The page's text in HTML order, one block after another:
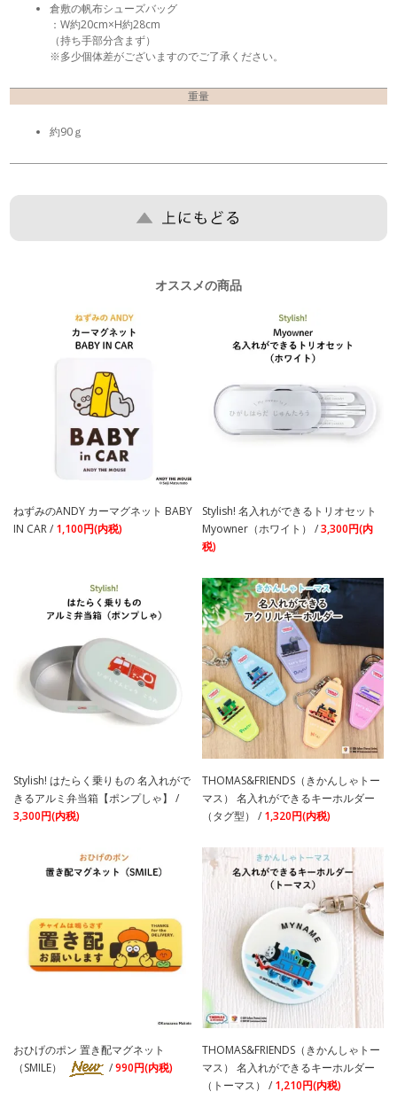
倉敷の帆布シューズバッグ
：W約20cm×H約28cm
（持ち手部分含まず）
※多少個体差がございますのでご了承ください。
重量
約90ｇ
オススメの商品
ねずみのANDY カーマグネット BABY
IN CAR / 1,100円(内税)
Stylish! 名入れができるトリオセット
Myowner（ホワイト） /3,300円(内
税)
Stylish! はたらく乗りもの 名入れがで
きるアルミ弁当箱【ポンプしゃ】 /
3,300円(内税)
THOMAS&FRIENDS（きかんしゃトー
マス） 名入れができるキーホルダー
（タグ型） / 1,320円(内税)
おひげのポン 置き配マグネット
（SMILE）
/990円(内税)
THOMAS&FRIENDS（きかんしゃトー
マス） 名入れができるキーホルダー
（トーマス） / 1,210円(内税)